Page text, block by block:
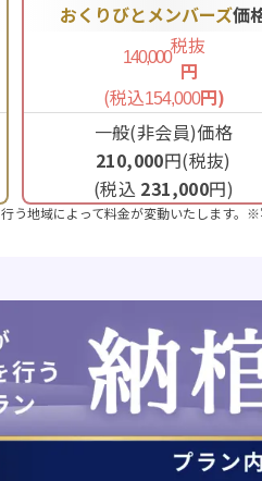
おくりびとメンバーズ価
140,000税抜
円
(税込154,000円)
一般(非会員)価格
210,000円(税抜)
(税込 231,000円)
地域によって料金が変動いたします。